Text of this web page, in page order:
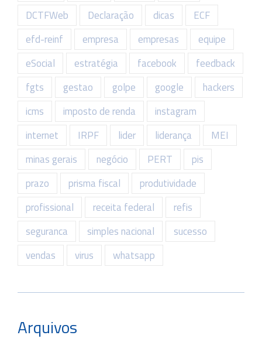
DCTFWeb
Declaração dicas
ECF
efd-reinf
empresa empresas
equipe
eSocial
estratégia facebook
feedback
fgts
gestao golpe google
hackers
icms
imposto de renda
instagram
internet
IRPF lider liderança
MEI
minas gerais
negócio PERT
pis
prazo
prisma fiscal
produtividade
profissional
receita federal
refis
seguranca
simples nacional
sucesso
vendas
virus whatsapp
Arquivos